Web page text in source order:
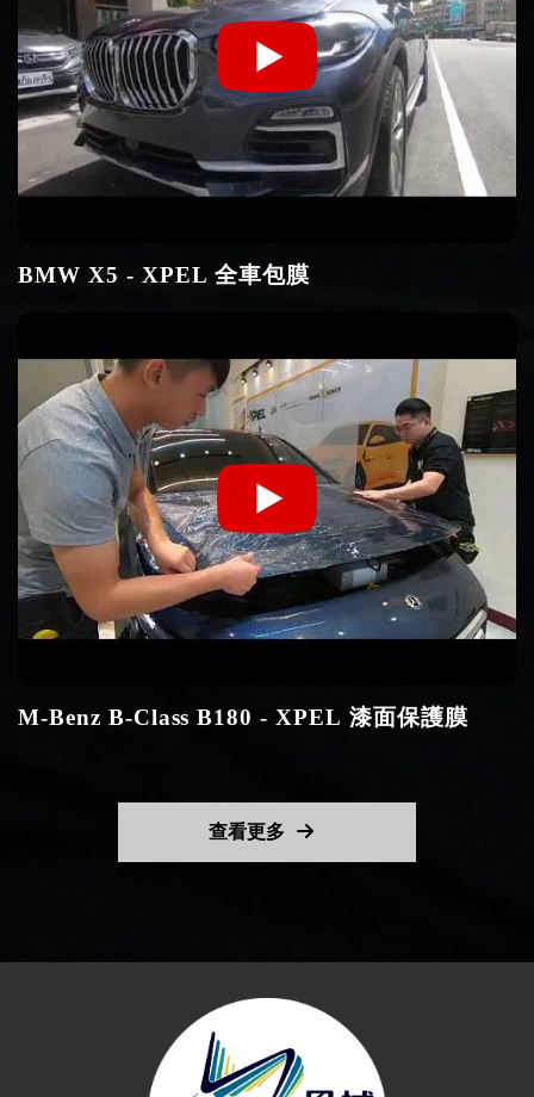
BMW X5 - XPEL 全車包膜
M-Benz B-Class B180 - XPEL 漆面保護膜
查看更多